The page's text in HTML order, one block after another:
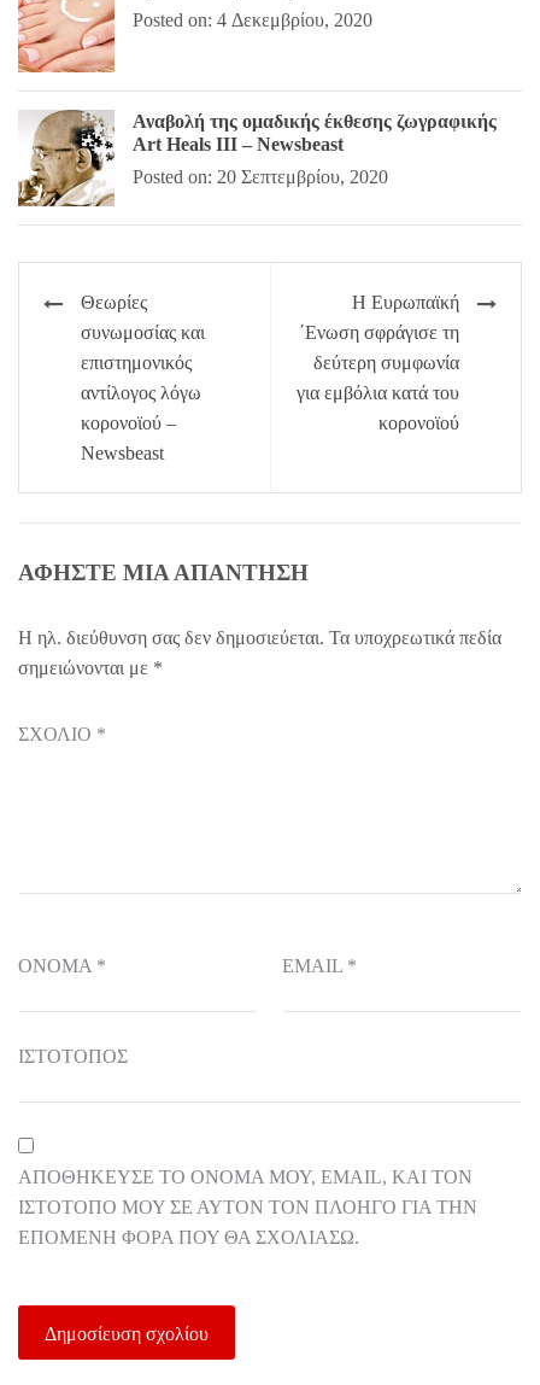
Posted on: 4 Δεκεμβρίου, 2020
Αναβολή της ομαδικής έκθεσης ζωγραφικής
Art Heals III – Newsbeast
Posted on: 20 Σεπτεμβρίου, 2020
Πλοήγηση
άρθρων
Θεωρίες
συνωμοσίας και
επιστημονικός
αντίλογος λόγω
κορονοϊού –
Newsbeast
Η Ευρωπαϊκή
΄Ενωση σφράγισε τη
δεύτερη συμφωνία
για εμβόλια κατά του
κορονοϊού
ΑΦΉΣΤΕ ΜΙΑ ΑΠΆΝΤΗΣΗ
Η ηλ. διεύθυνση σας δεν δημοσιεύεται. Τα υποχρεωτικά πεδία
σημειώνονται με *
ΣΧΌΛΙΟ *
ΌΝΟΜΑ * EMAIL *
ΙΣΤΌΤΟΠΟΣ
ΑΠΟΘΉΚΕΥΣΕ ΤΟ ΌΝΟΜΆ ΜΟΥ, EMAIL, ΚΑΙ ΤΟΝ
ΙΣΤΌΤΟΠΟ ΜΟΥ ΣΕ ΑΥΤΌΝ ΤΟΝ ΠΛΟΗΓΌ ΓΙΑ ΤΗΝ
ΕΠΌΜΕΝΗ ΦΟΡΆ ΠΟΥ ΘΑ ΣΧΟΛΙΆΣΩ.